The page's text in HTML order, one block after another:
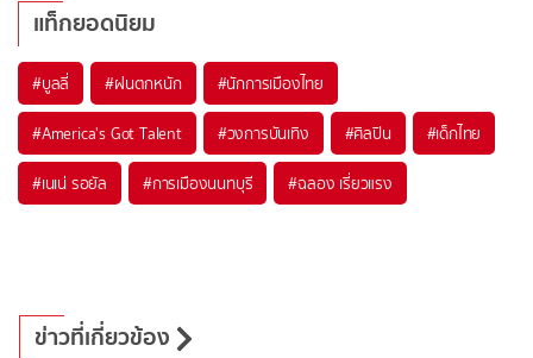
แท็กยอดนิยม
#บูลลี่ #ฝนตกหนัก #นักการเมืองไทย
#America's Got Talent #วงการบันเทิง #ศิลปิน #เด็กไทย
#เนเน่ รอยัล #การเมืองนนทบุรี #ฉลอง เรี่ยวแรง
ข่าวที่เกี่ยวข้อง